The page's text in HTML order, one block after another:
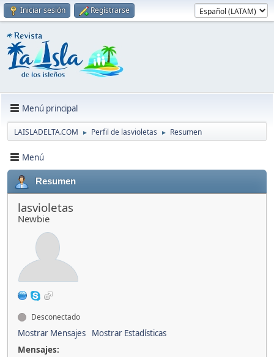
Iniciar sesión Regístrarse
Menú principal
LAISLADELTA.COM ► Perfil de lasvioletas ► Resumen
Menú
Resumen
lasvioletas
Newbie
Desconectado
Mostrar Mensajes
Mostrar Estadísticas
Mensajes: